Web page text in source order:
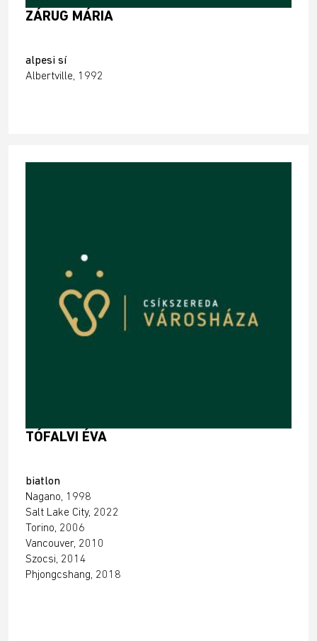
ZÁRUG MÁRIA
alpesi sí
Albertville, 1992
TÓFALVI ÉVA
biatlon
Nagano, 1998
Salt Lake City, 2022
Torino, 2006
Vancouver, 2010
Szocsi, 2014
Phjongcshang, 2018